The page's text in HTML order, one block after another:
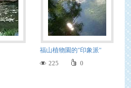
福山植物園的"印象派"
225
0